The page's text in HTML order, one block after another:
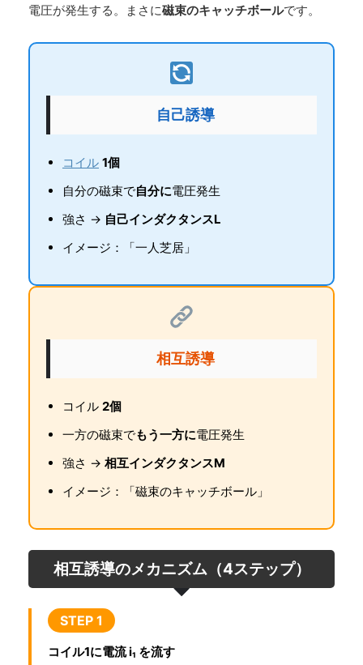
電圧が発生する。まさに磁束のキャッチボールです。
自己誘導
コイル 1個
自分の磁束で自分に電圧発生
強さ → 自己インダクタンスL
イメージ：「一人芝居」
相互誘導
コイル 2個
一方の磁束でもう一方に電圧発生
強さ → 相互インダクタンスM
イメージ：「磁束のキャッチボール」
相互誘導のメカニズム（4ステップ）
STEP 1
コイル1に電流 i₁ を流す